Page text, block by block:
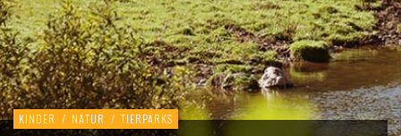
KINDER / NATUR / TIERPARKS